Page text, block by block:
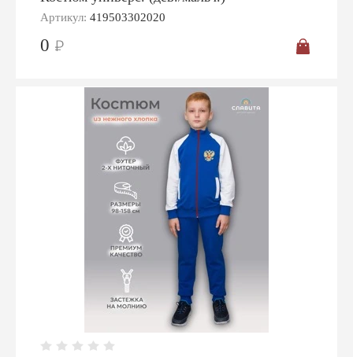
Артикул: 419503302020
0